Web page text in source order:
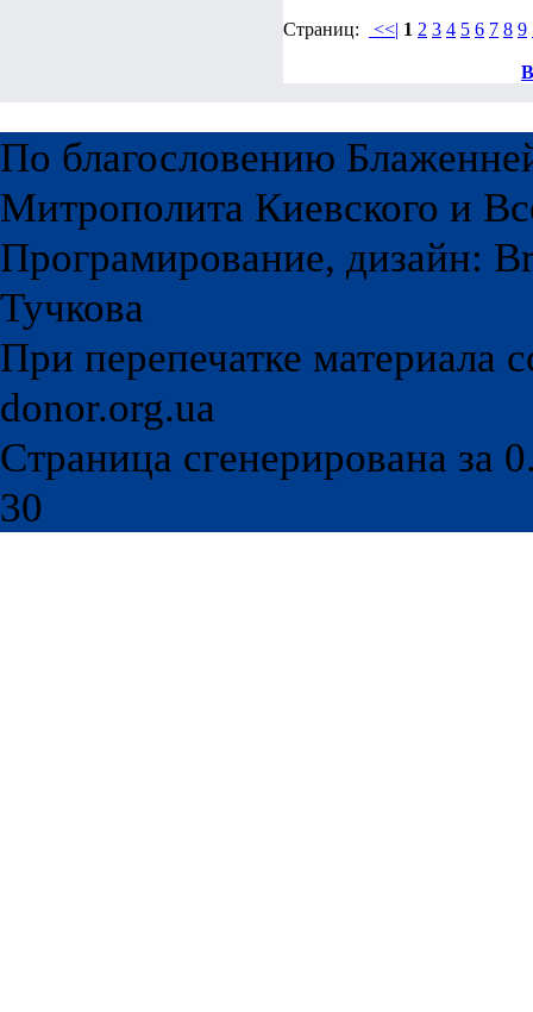
Страниц: <<| 1 2 3 4 5 6 7 8 9
По благословению
Митрополита Киевского и
Програмирование, дизайн:
Тучкова
При перепечатке материала
donor.org.ua
Страница сгенерирована за
30